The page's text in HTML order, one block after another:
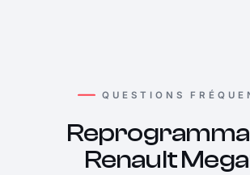
QUESTIONS
Renault